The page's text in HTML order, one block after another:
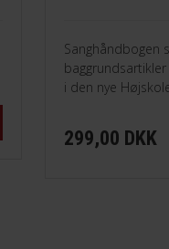
Sanghåndbogen
i den nye
299,00 DKK